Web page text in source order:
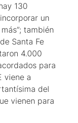
130
un
también
Santa Fe
4.000
para
viene a
del
vienen para